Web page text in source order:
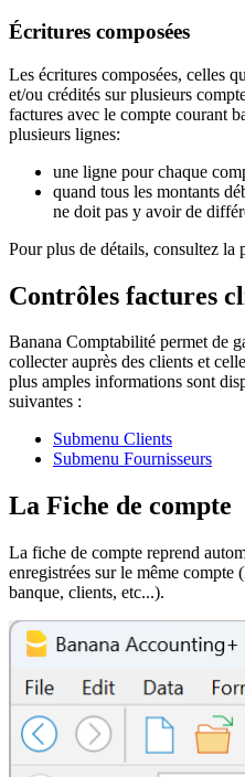
Écritures composées
Les écritures composées, celles
et/ou crédités sur plusieurs
factures avec le compte courant
plusieurs lignes:
une ligne pour chaque
quand tous les montants
ne doit pas y avoir de
Pour plus de détails, consultez la
Contrôles factures
Banana Comptabilité permet de
collecter auprès des clients et
plus amples informations sont
suivantes :
Submenu Clients
Submenu Fournisseurs
La Fiche de compte
La fiche de compte reprend
enregistrées sur le même compte
banque, clients, etc...).